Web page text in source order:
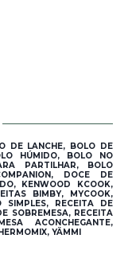
DE LANCHE, BOLO DE
HÚMIDO, BOLO NO
PARTILHAR, BOLO
DOCE DE
KENWOOD KCOOK,
BIMBY, MYCOOK,
SIMPLES, RECEITA DE
SOBREMESA, RECEITA
ACONCHEGANTE,
YÄMMI